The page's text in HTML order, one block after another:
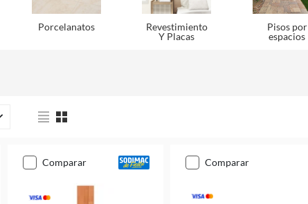
Porcelanatos
Revestimiento
Y Placas
Pisos por
espacios
comparar comparar